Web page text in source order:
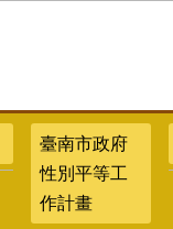
臺南市政府
性別平等工
作計畫